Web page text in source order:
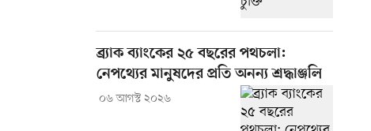
ব্র্যাক ব্যাংকের ২৫ বছরের পথচলা:
নেপথ্যের মানুষদের প্রতি অনন্য শ্রদ্ধাঞ্জলি
০৬ আগস্ট ২০২৬